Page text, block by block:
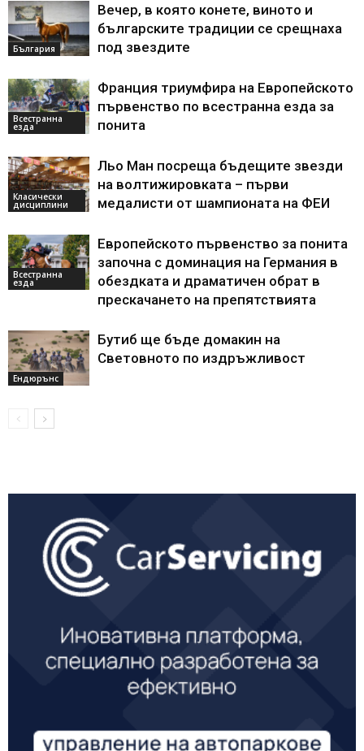
България
Вечер, в която конете, виното и
българските традиции се срещнаха
под звездите
Всестранна
езда
Франция триумфира на Европейското
първенство по всестранна езда за
понита
Класически
дисциплини
Льо Ман посреща бъдещите звезди
на волтижировката – първи
медалисти от шампионата на ФЕИ
Всестранна
езда
Европейското първенство за понита
започна с доминация на Германия в
обездката и драматичен обрат в
прескачането на препятствията
Ендюрънс
Бутиб ще бъде домакин на
Световното по издръжливост